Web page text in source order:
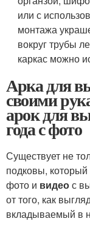
или с
монтажа
вокруг трубы
каркас можно
Арка для
своими
арок для
года с фото
Существует не
подковы,
фото и видеос
от того, как
вкладываемый в